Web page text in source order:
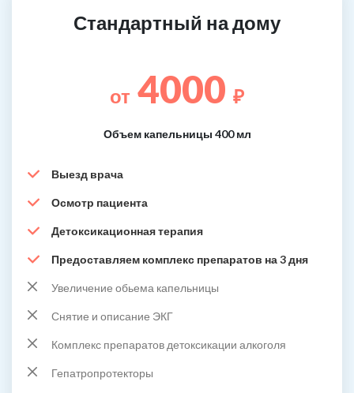
Стандартный на дому
от 4000 ₽
Объем капельницы 400 мл
Выезд врача
Осмотр пациента
Детоксикационная терапия
Предоставляем комплекс препаратов на 3 дня
Увеличение обьема капельницы
Снятие и описание ЭКГ
Комплекс препаратов детоксикации алкоголя
Гепатропротекторы